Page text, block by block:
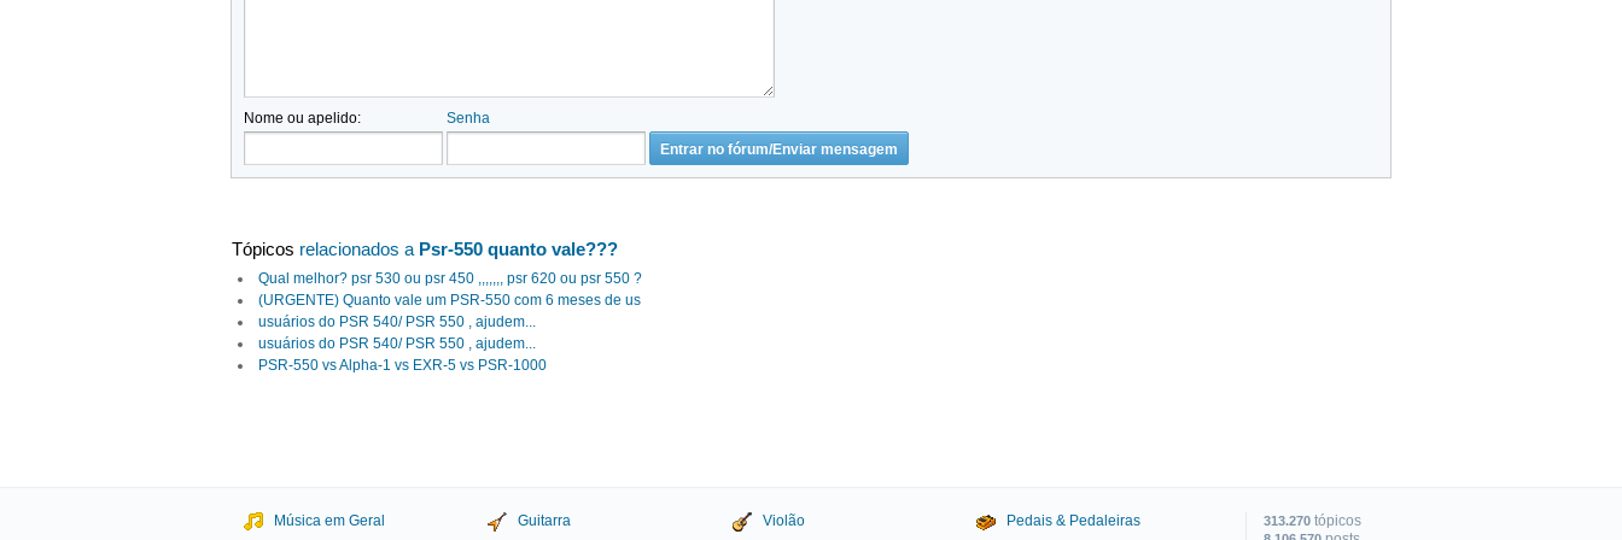
Nome ou apelido: Senha
Tópicos relacionados a Psr-550 quanto vale???
Qual melhor? psr 530 ou psr 450 ,,,,,,, psr 620 ou psr 550 ?
(URGENTE) Quanto vale um PSR-550 com 6 meses de us
usuários do PSR 540/ PSR 550 , ajudem...
usuários do PSR 540/ PSR 550 , ajudem...
PSR-550 vs Alpha-1 vs EXR-5 vs PSR-1000
Música em Geral Guitarra Violão Pedais & Pedaleiras 313.270 tópicos